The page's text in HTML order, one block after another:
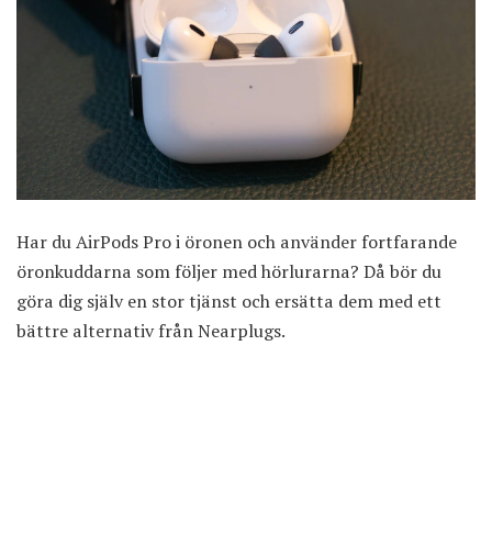
Har du AirPods Pro i öronen och använder fortfarande
öronkuddarna som följer med hörlurarna? Då bör du
göra dig själv en stor tjänst och ersätta dem med ett
bättre alternativ från Nearplugs.